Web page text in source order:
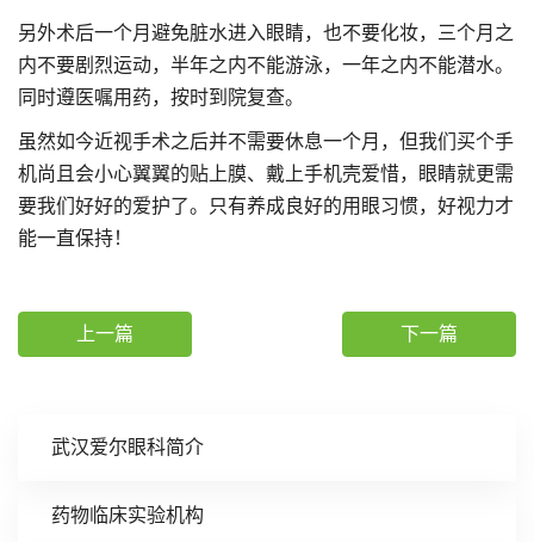
武汉爱尔眼科简介
药物临床实验机构
另外术后一个月避免脏水进入眼睛，也不要化妆，三个月之
内不要剧烈运动，半年之内不能游泳，一年之内不能潜水。
同时遵医嘱用药，按时到院复查。
虽然如今近视手术之后并不需要休息一个月，但我们买个手
机尚且会小心翼翼的贴上膜、戴上手机壳爱惜，眼睛就更需
要我们好好的爱护了。只有养成良好的用眼习惯，好视力才
能一直保持！
上一篇 下一篇